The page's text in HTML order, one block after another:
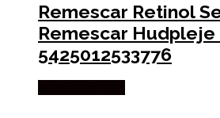
Remescar Retinol
Remescar Hudpleje
5425012533776